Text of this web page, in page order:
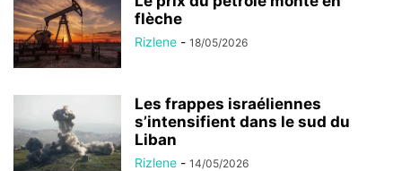
flèche
Rizlene - 18/05/2026
Les frappes israéliennes
s’intensifient dans le sud du
Liban
Rizlene - 14/05/2026